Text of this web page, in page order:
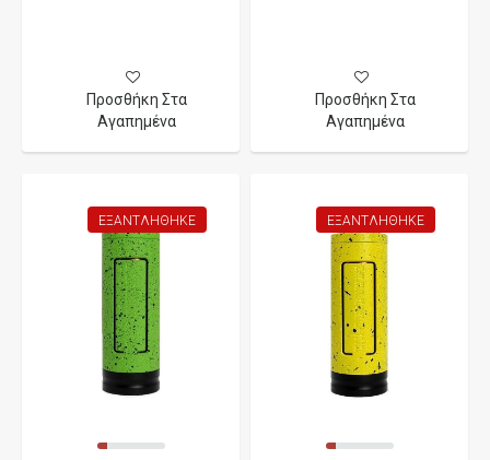
Προσθήκη Στα
Αγαπημένα
Προσθήκη Στα
Αγαπημένα
ΕΞΑΝΤΛΉΘΗΚΕ ΕΞΑΝΤΛΉΘΗΚΕ